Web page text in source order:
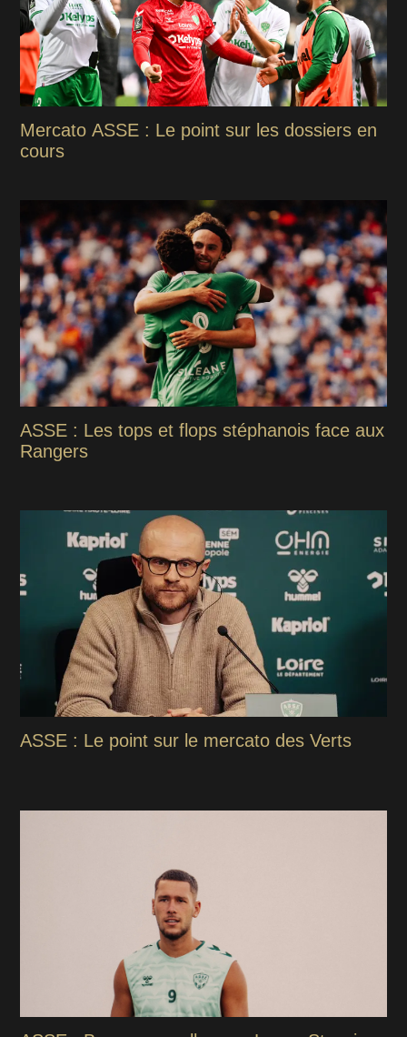
Mercato ASSE : Le point sur les dossiers en
cours
ASSE : Les tops et flops stéphanois face aux
Rangers
ASSE : Le point sur le mercato des Verts